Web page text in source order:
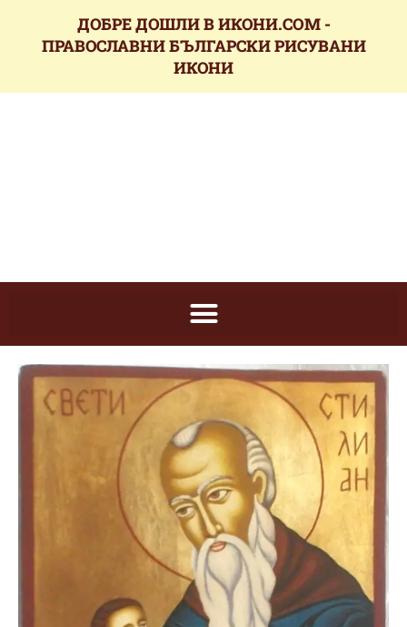
ДОБРЕ ДОШЛИ В ИКОНИ.COM -
ПРАВОСЛАВНИ БЪЛГАРСКИ РИСУВАНИ
ИКОНИ